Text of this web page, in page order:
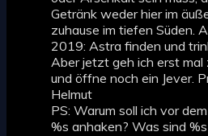
Getränk weder hier im
zuhause im tiefen Süden.
2019: Astra finden und
Aber jetzt geh ich erst mal
und öffne noch ein Jever.
Helmut
PS: Warum soll ich vor
%s anhaken? Was sind